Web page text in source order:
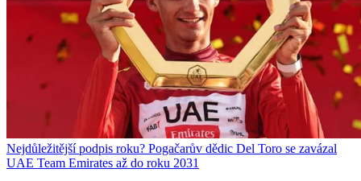
Nejdůležitější podpis roku? Pogačarův dědic Del Toro se zavázal
UAE Team Emirates až do roku 2031